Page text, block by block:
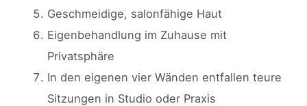
Geschmeidige, salonfähige Haut
Eigenbehandlung im Zuhause mit
Privatsphäre
In den eigenen vier Wänden entfallen teure
Sitzungen in Studio oder Praxis